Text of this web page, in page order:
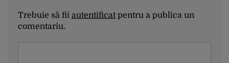
Trebuie să fii autentificatpentru a publica un
comentariu.